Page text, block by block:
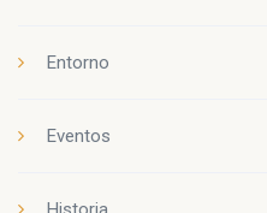
Entorno
Eventos